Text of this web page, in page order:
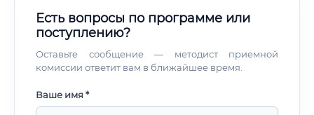
Есть вопросы по программе или
поступлению?
Оставьте сообщение — методист приемной
комиссии ответит вам в ближайшее время.
Ваше имя *